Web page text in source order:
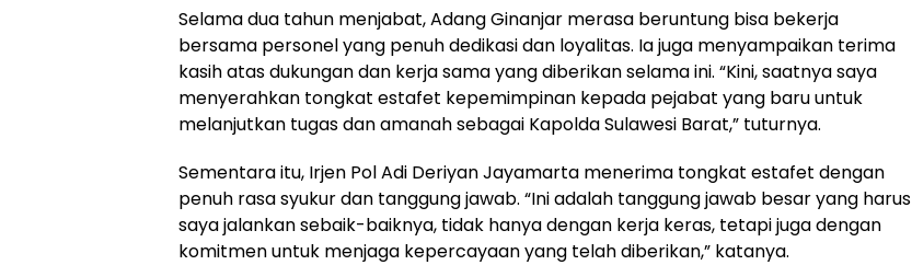
Selama dua tahun menjabat, Adang Ginanjar merasa beruntung bisa bekerja
bersama personel yang penuh dedikasi dan loyalitas. Ia juga menyampaikan terima
kasih atas dukungan dan kerja sama yang diberikan selama ini. “Kini, saatnya saya
menyerahkan tongkat estafet kepemimpinan kepada pejabat yang baru untuk
melanjutkan tugas dan amanah sebagai Kapolda Sulawesi Barat,” tuturnya.
Sementara itu, Irjen Pol Adi Deriyan Jayamarta menerima tongkat estafet dengan
penuh rasa syukur dan tanggung jawab. “Ini adalah tanggung jawab besar yang harus
saya jalankan sebaik-baiknya, tidak hanya dengan kerja keras, tetapi juga dengan
komitmen untuk menjaga kepercayaan yang telah diberikan,” katanya.